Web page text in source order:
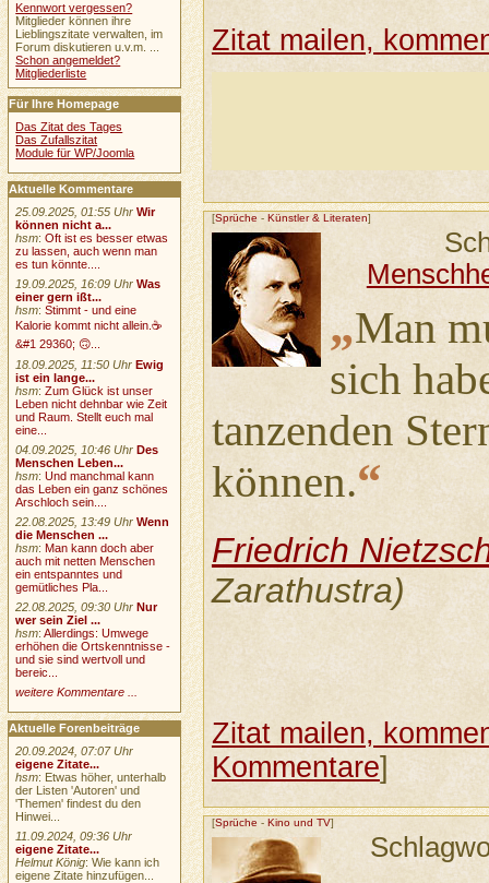
Zitat mailen,
[Sprüche - Künstler & Literaten]
„Man
sich
tanzenden
können.“
Friedrich
Zarathustra)
Zitat mailen,
Kommentare]
[Sprüche - Kino und TV]
Kennwort vergessen?
Mitglieder können ihre
Lieblingszitate verwalten, im
Forum diskutieren u.v.m. ...
Schon angemeldet?
Mitgliederliste
Für Ihre Homepage
Das Zitat des Tages
Das Zufallszitat
Module für WP/Joomla
Aktuelle Kommentare
25.09.2025, 01:55 Uhr Wir
können nicht a...
hsm:Oft ist es besser etwas
zu lassen, auch wenn man
es tun könnte....
19.09.2025, 16:09 Uhr Was
einer gern ißt...
hsm:Stimmt - und eine
Kalorie kommt nicht allein.☕
&#1 29360; 🙃...
18.09.2025, 11:50 Uhr Ewig
ist ein lange...
hsm:Zum Glück ist unser
Leben nicht dehnbar wie Zeit
und Raum. Stellt euch mal
eine...
04.09.2025, 10:46 Uhr Des
Menschen Leben...
hsm:Und manchmal kann
das Leben ein ganz schönes
Arschloch sein....
22.08.2025, 13:49 Uhr Wenn
die Menschen ...
hsm:Man kann doch aber
auch mit netten Menschen
ein entspanntes und
gemütliches Pla...
22.08.2025, 09:30 Uhr Nur
wer sein Ziel ...
hsm:Allerdings: Umwege
erhöhen die Ortskenntnisse -
und sie sind wertvoll und
bereic...
weitere Kommentare ...
Aktuelle Forenbeiträge
20.09.2024, 07:07 Uhr
eigene Zitate...
hsm: Etwas höher, unterhalb
der Listen 'Autoren' und
'Themen' findest du den
Hinwei...
11.09.2024, 09:36 Uhr
eigene Zitate...
Helmut König: Wie kann ich
eigene Zitate hinzufügen...